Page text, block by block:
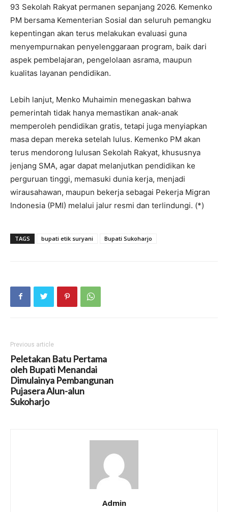
93 Sekolah Rakyat permanen sepanjang 2026. Kemenko
PM bersama Kementerian Sosial dan seluruh pemangku
kepentingan akan terus melakukan evaluasi guna
menyempurnakan penyelenggaraan program, baik dari
aspek pembelajaran, pengelolaan asrama, maupun
kualitas layanan pendidikan.
Lebih lanjut, Menko Muhaimin menegaskan bahwa
pemerintah tidak hanya memastikan anak-anak
memperoleh pendidikan gratis, tetapi juga menyiapkan
masa depan mereka setelah lulus. Kemenko PM akan
terus mendorong lulusan Sekolah Rakyat, khususnya
jenjang SMA, agar dapat melanjutkan pendidikan ke
perguruan tinggi, memasuki dunia kerja, menjadi
wirausahawan, maupun bekerja sebagai Pekerja Migran
Indonesia (PMI) melalui jalur resmi dan terlindungi. (*)
TAGS bupati etik suryani Bupati Sukoharjo
Previous article
Peletakan Batu Pertama
oleh Bupati Menandai
Dimulainya Pembangunan
Pujasera Alun-alun
Sukoharjo
Admin